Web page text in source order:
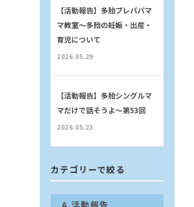
【活動報告】多胎プレパパマ
マ教室〜多胎の妊娠・出産・
育児について
2026.05.29
【活動報告】多胎シングルマ
マだけで話そうよ〜第53回
2026.05.23
カテゴリーで絞る